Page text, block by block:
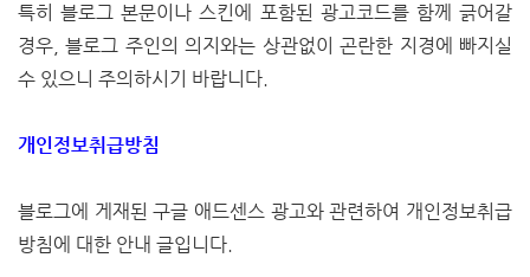
특히 블로그 본문이나 스킨에 포함된 광고코드를 함께 긁어갈
경우, 블로그 주인의 의지와는 상관없이 곤란한 지경에 빠지실
수 있으니 주의하시기 바랍니다.
개인정보취급방침
블로그에 게재된 구글 애드센스 광고와 관련하여 개인정보취급
방침에 대한 안내 글입니다.